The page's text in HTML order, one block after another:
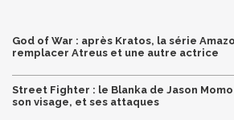
God of War : après Kratos, la série
remplacer Atreus et une autre actrice
Street Fighter : le Blanka de Jason
son visage, et ses attaques